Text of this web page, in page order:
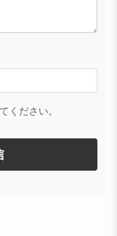
ください。